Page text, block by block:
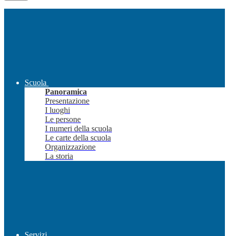
Scuola
Panoramica
Presentazione
I luoghi
Le persone
I numeri della scuola
Le carte della scuola
Organizzazione
La storia